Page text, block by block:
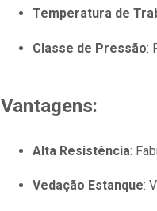
Temperatura de
Classe de Pressão:
Vantagens:
Alta Resistência:
Vedação Estanque: